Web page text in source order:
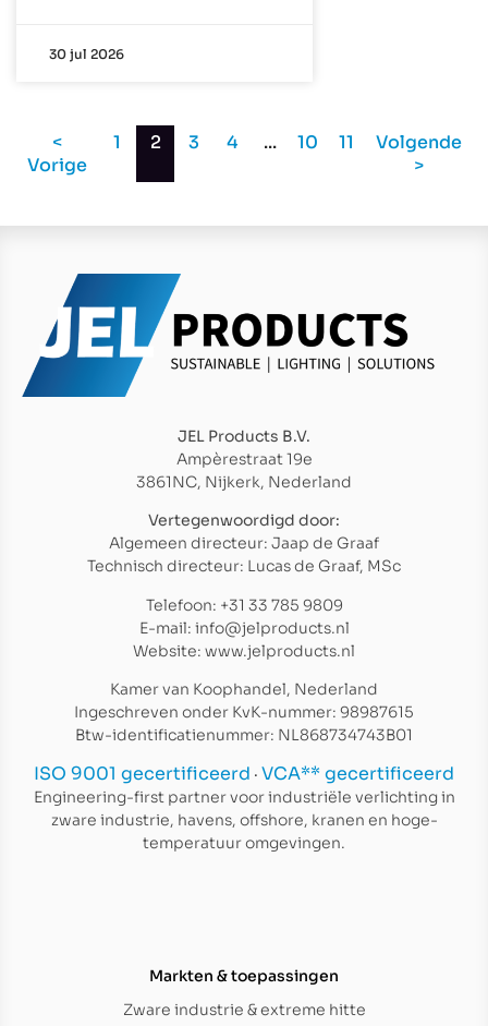
30 jul 2026
<
Vorige
1 2 3 4 ... 10 11
Volgende
>
JEL Products B.V.
Ampèrestraat 19e
3861NC, Nijkerk, Nederland
Vertegenwoordigd door:
Algemeen directeur: Jaap de Graaf
Technisch directeur: Lucas de Graaf, MSc
Telefoon: +31 33 785 9809
E-mail: info@jelproducts.nl
Website: www.jelproducts.nl
Kamer van Koophandel, Nederland
Ingeschreven onder KvK-nummer: 98987615
Btw-identificatienummer: NL868734743B01
ISO 9001 gecertificeerd · VCA** gecertificeerd
Engineering-first partner voor industriële verlichting in
zware industrie, havens, offshore, kranen en hoge-
temperatuur omgevingen.
Markten & toepassingen
Zware industrie & extreme hitte